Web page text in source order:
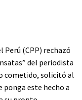
Perú (CPP) rechazó
del periodista
cometido, solicitó al
ponga este hecho a